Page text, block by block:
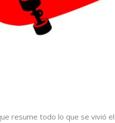
resume todo lo que se vivió